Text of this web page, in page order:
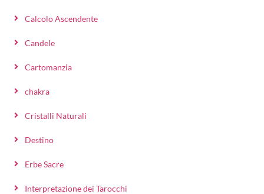
Calcolo Ascendente
Candele
Cartomanzia
chakra
Cristalli Naturali
Destino
Erbe Sacre
Interpretazione dei Tarocchi